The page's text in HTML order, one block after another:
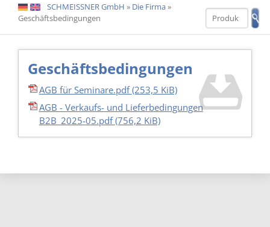
DE EN SCHMEISSNER GmbH » Die Firma»
Geschäftsbedingungen
Geschäftsbedingungen
AGB für Seminare.pdf(253,5 KiB)
AGB - Verkaufs- und Lieferbedingungen
B2B_2025-05.pdf(756,2 KiB)